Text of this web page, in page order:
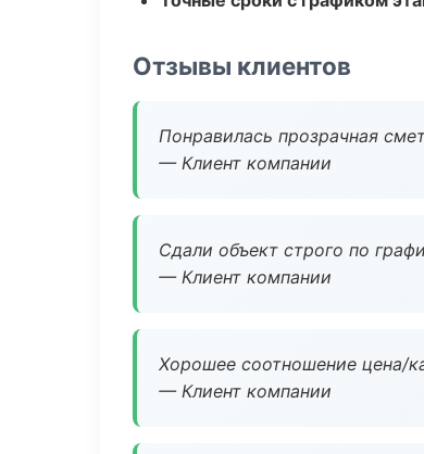
Отзывы клиентов
Понравилась прозрачная
— Клиент компании
Сдали объект строго по
— Клиент компании
Хорошее соотношение цена/
— Клиент компании